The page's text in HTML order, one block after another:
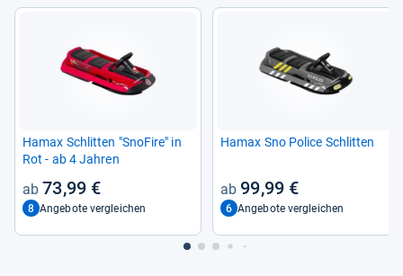
Hamax Schlit­ten "Sno­Fire" in
Rot -​ ab 4 Jah­ren
73,99 €
8 Angebote vergleichen
Hamax Sno Police Schlit­ten
99,99 €
6 Angebote vergleichen